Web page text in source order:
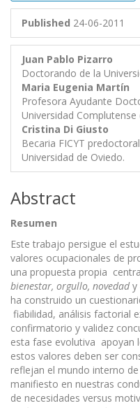
Published 24-06-2011
Juan Pablo Pizarro
Doctorando de la
Maria Eugenia Martín
Profesora Ayudante
Universidad Complutense
Cristina Di Giusto
Becaria FICYT
Universidad de Oviedo.
Abstract
Resumen
Este trabajo persigue el
valores ocupacionales de
una propuesta propia
bienestar, orgullo, novedady
ha construido un
fiabilidad, análisis factorial
confirmatorio y validez
esta fase evolutiva
estos valores deben ser
reflejan el mundo interno
manifiesto en nuestras
de necesidades versus